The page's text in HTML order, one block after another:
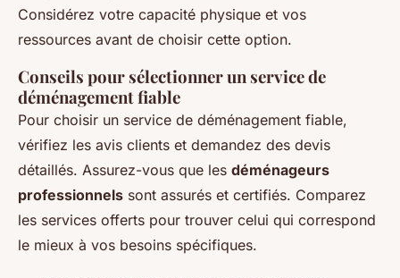
Considérez votre capacité physique et vos
ressources avant de choisir cette option.
Conseils pour sélectionner un service de
déménagement fiable
Pour choisir un service de déménagement fiable,
vérifiez les avis clients et demandez des devis
détaillés. Assurez-vous que les déménageurs
professionnels sont assurés et certifiés. Comparez
les services offerts pour trouver celui qui correspond
le mieux à vos besoins spécifiques.